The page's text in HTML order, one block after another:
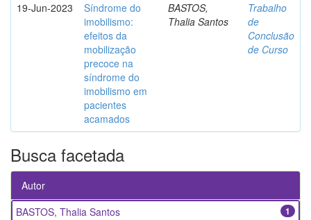
19-Jun-2023
Síndrome do
imobilismo:
efeitos da
mobilização
precoce na
síndrome do
imobilismo em
pacientes
acamados
BASTOS,
Thalia Santos
Trabalho
de
Conclusão
de Curso
Busca facetada
Autor
1
BASTOS, Thalia Santos